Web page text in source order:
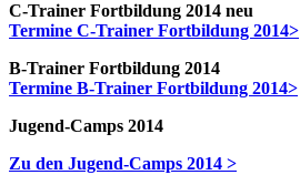
C-Trainer Fortbildung 2014 neu
Termine C-Trainer Fortbildung 2014>
B-Trainer Fortbildung 2014
Termine B-Trainer Fortbildung 2014>
Jugend-Camps 2014
Zu den Jugend-Camps 2014 >